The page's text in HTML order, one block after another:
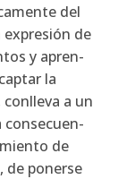
del
expre­sión de
y apren­
la
a un
con­se­cuen­
de
de poner­se